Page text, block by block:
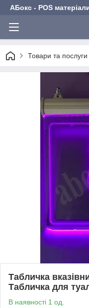
АБокс - POS
Товари та послуги
Табличка
Табличка для
В наявності 1 од.